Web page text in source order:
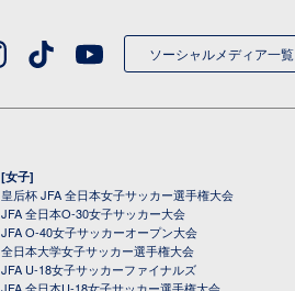
ソーシャルメディア一覧
[女子]
皇后杯 JFA 全日本女子サッカー選手権大会
JFA 全日本O-30女子サッカー大会
JFA O-40女子サッカーオープン大会
全日本大学女子サッカー選手権大会
JFA U-18女子サッカーファイナルズ